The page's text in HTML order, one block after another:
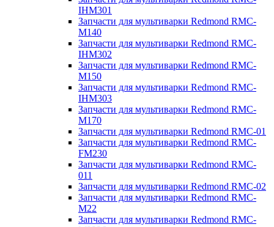
IHM301
Запчасти для мультиварки Redmond RMC-
M140
Запчасти для мультиварки Redmond RMC-
IHM302
Запчасти для мультиварки Redmond RMC-
M150
Запчасти для мультиварки Redmond RMC-
IHM303
Запчасти для мультиварки Redmond RMC-
M170
Запчасти для мультиварки Redmond RMC-01
Запчасти для мультиварки Redmond RMC-
FM230
Запчасти для мультиварки Redmond RMC-
011
Запчасти для мультиварки Redmond RMC-02
Запчасти для мультиварки Redmond RMC-
M22
Запчасти для мультиварки Redmond RMC-